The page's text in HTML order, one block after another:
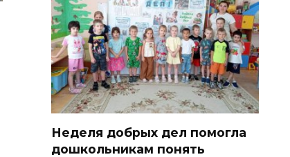
Неделя добрых дел помогла
дошкольникам понять